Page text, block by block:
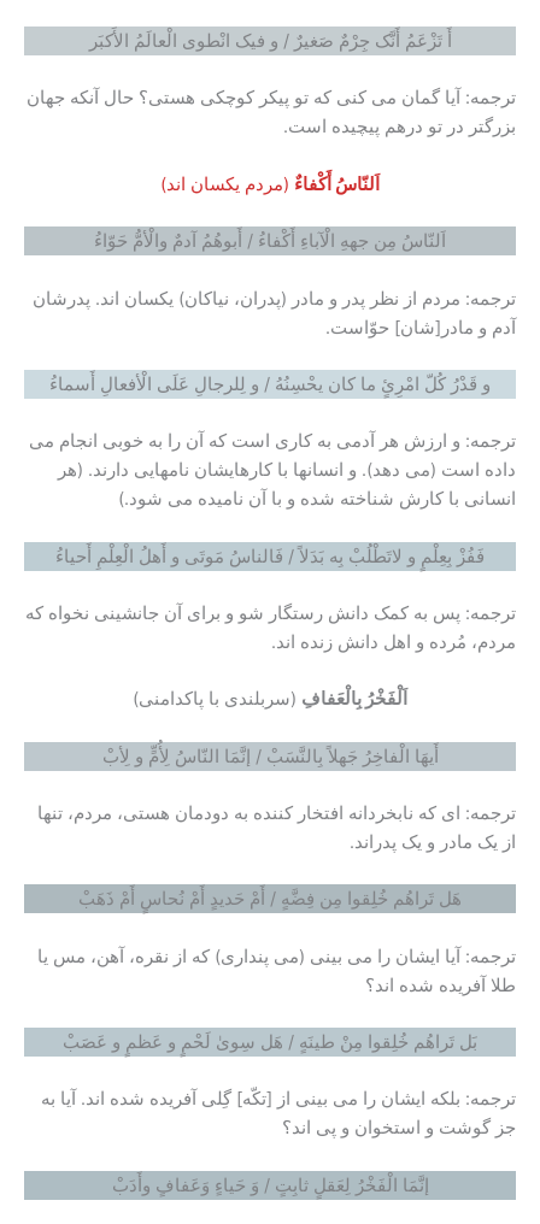
أَ تَزْعَمُ أَنَّک جِرْمٌ صَغیرٌ / و فیک انْطوى الْعالَمُ الأَکبَر
ترجمه: آیا گمان می کنی که تو پیکر کوچکی هستی؟ حال آنکه جهان
بزرگتر در تو درهم پیچیده است.
اَلنّاسُ أَکْفاءٌ (مردم یکسان اند)
اَلنّاسُ مِن جههِ الْآباءِ أَکْفاءُ / أَبوهُمُ آدمٌ والْأمُّ حَوّاءُ
ترجمه: مردم از نظر پدر و مادر (پدران، نیاکان) یکسان اند. پدرشان
آدم و مادر[شان] حوّاست.
و قَدْرُ کُلّ امْرِئٍ ما کان یحْسِنُهُ / و لِلرجالِ عَلَى الْأفعالِ أَسماءُ
ترجمه: و ارزش هر آدمی به کاری است که آن را به خوبی انجام می
داده است (می دهد). و انسانها با کارهایشان نامهایی دارند. (هر
انسانی با کارش شناخته شده و با آن نامیده می شود.)
فَفُزْ بِعِلْمٍ و لاتَطْلُبْ بِه بَدَلاً / فَالناسُ مَوتَى و أَهلُ الْعِلْمِ أَحیاءُ
ترجمه: پس به کمک دانش رستگار شو و برای آن جانشینی نخواه که
مردم، مُرده و اهل دانش زنده اند.
اَلْفَخْرُ بِالْعَفافِ (سربلندی با پاکدامنی)
أَیهَا الْفاخِرُ جَهلاً بِالنَّسَبْ / إنَّمَا النّاسُ لِأُمٍّ و لِأبْ
ترجمه: ای که نابخردانه افتخار کننده به دودمان هستی، مردم، تنها
از یک مادر و یک پدراند.
هَل تَراهُم خُلِقوا مِن فِضَّهٍ / أَمْ حَدیدٍ أَمْ نُحاسٍ أَمْ ذَهَبْ
ترجمه: آیا ایشان را می بینی (می پنداری) که از نقره، آهن، مس یا
طلا آفریده شده اند؟
بَل تَراهُم خُلِقوا مِنْ طینَهٍ / هَل سِویٰ لَحْمٍ و عَظمٍ و عَصَبْ
ترجمه: بلکه ایشان را می بینی از [تکّه] گِلی آفریده شده اند. آیا به
جز گوشت و استخوان و پی اند؟
إنَّمَا الْفَخْرُ لِعَقلٍ ثابِتٍ / وَ حَیاءٍ وَعَفافٍ وأَدَبْ